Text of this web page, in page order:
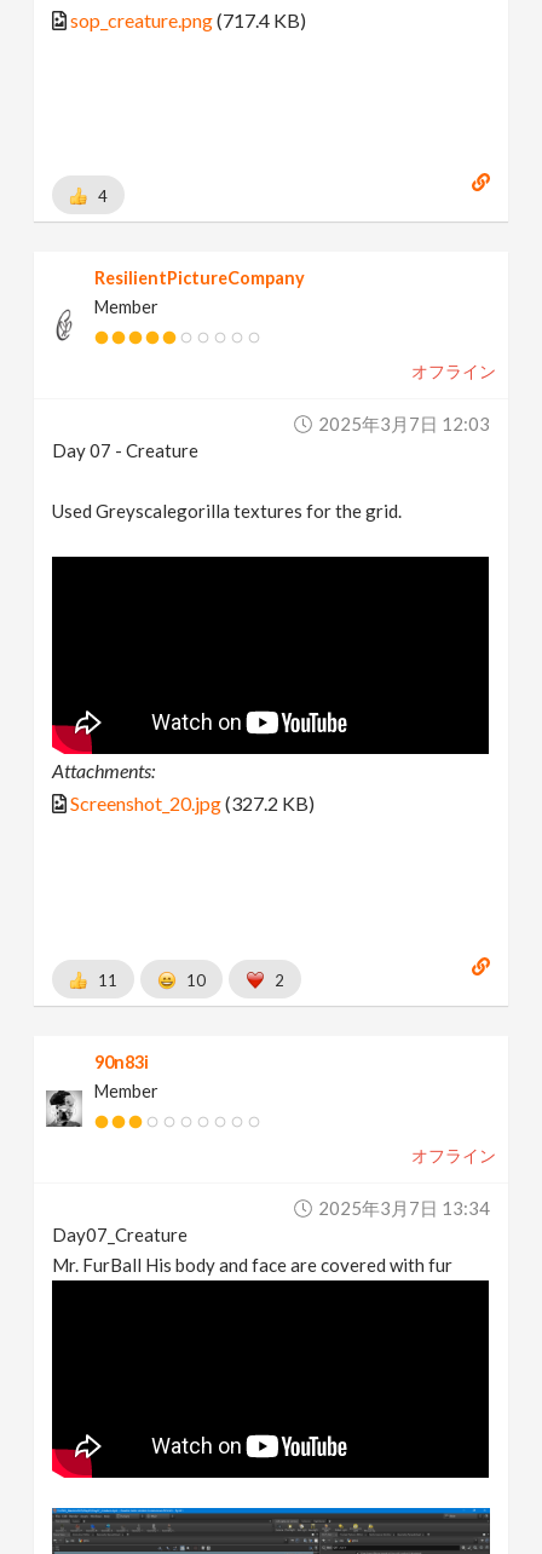
sop_creature.png(717.4 KB)
4
ResilientPictureCompany
Member
オフライン
2025年3月7日 12:03
Day 07 - Creature
Used Greyscalegorilla textures for the grid.
Attachments:
Screenshot_20.jpg(327.2 KB)
11 10 2
90n83i
Member
オフライン
2025年3月7日 13:34
Day07_Creature
Mr. FurBall His body and face are covered with fur